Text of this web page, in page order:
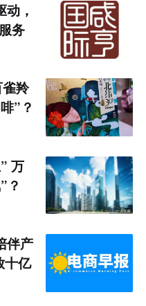
，
务
羚
”？
万
？
伴产
十亿